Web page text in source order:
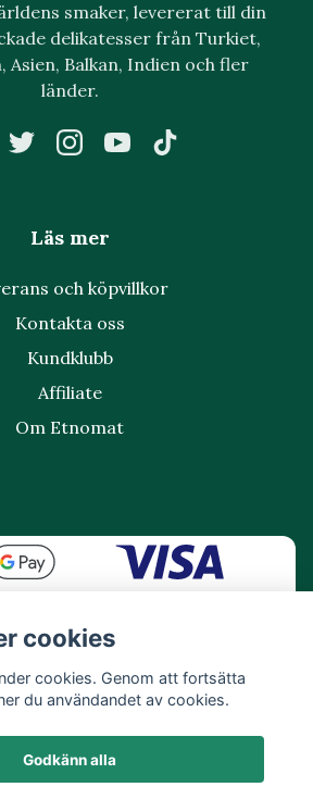
smaker, levererat till din
delikatesser från Turkiet,
Asien, Balkan, Indien och fler
länder.
Läs mer
och köpvillkor
Kontakta oss
Kundklubb
Affiliate
Om Etnomat
cookies
cookies. Genom att fortsätta
du användandet av cookies.
Godkänn alla